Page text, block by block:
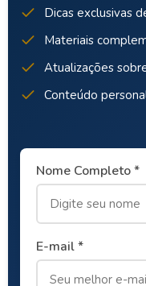
Dicas exclusivas
Materiais
Atualizações
Conteúdo
Nome Completo *
E-mail *